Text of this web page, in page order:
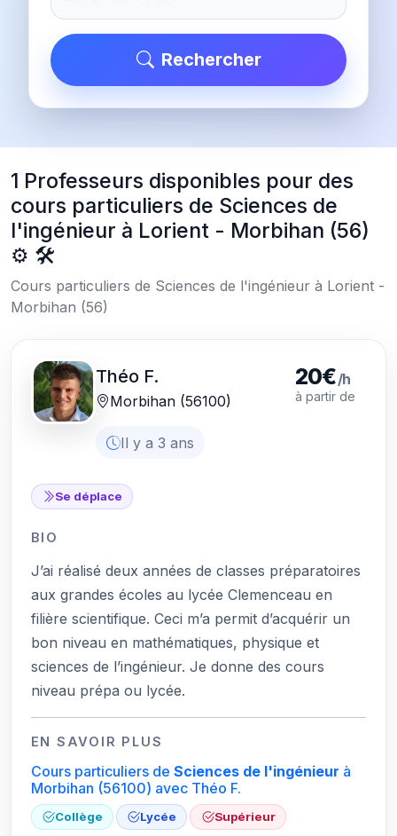
Rechercher
1 Professeurs disponibles pour des
cours particuliers de Sciences de
l'ingénieur à Lorient - Morbihan (56)
⚙️ 🛠️
Cours particuliers de Sciences de l'ingénieur à Lorient -
Morbihan (56)
Théo F.
Morbihan (56100)
Il y a 3 ans
20€/h
à partir de
Se déplace
BIO
J’ai réalisé deux années de classes préparatoires
aux grandes écoles au lycée Clemenceau en
filière scientifique. Ceci m’a permit d’acquérir un
bon niveau en mathématiques, physique et
sciences de l’ingénieur. Je donne des cours
niveau prépa ou lycée.
EN SAVOIR PLUS
Cours particuliers de Sciences de l'ingénieur à
Morbihan (56100) avec Théo F.
Collège Lycée Supérieur